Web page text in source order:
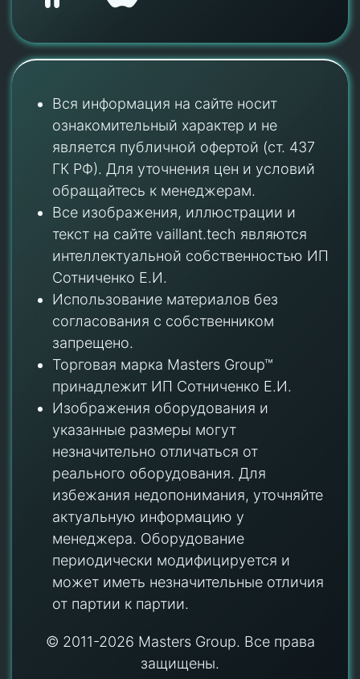
Вся информация на сайте носит
ознакомительный характер и не
является публичной офертой (ст. 437
ГК РФ). Для уточнения цен и условий
обращайтесь к менеджерам.
Все изображения, иллюстрации и
текст на сайте vaillant.tech являются
интеллектуальной собственностью ИП
Сотниченко Е.И.
Использование материалов без
согласования с собственником
запрещено.
Торговая марка Masters Group™
принадлежит ИП Сотниченко Е.И.
Изображения оборудования и
указанные размеры могут
незначительно отличаться от
реального оборудования. Для
избежания недопонимания, уточняйте
актуальную информацию у
менеджера. Оборудование
периодически модифицируется и
может иметь незначительные отличия
от партии к партии.
© 2011-2026 Masters Group. Все права
защищены.